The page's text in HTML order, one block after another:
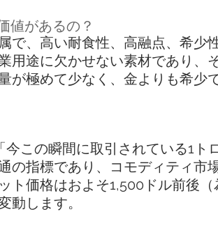
値があるの？
で、高い耐食性、高融点、希少
用途に欠かせない素材であり、
が極めて少なく、金よりも希
今この瞬間に取引されている1
の指標であり、コモディティ市
ト価格はおよそ1,500ドル前後
動します。